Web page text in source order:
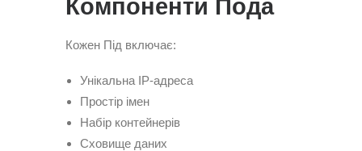
Компоненти Пода
Кожен Під включає:
Унікальна IP-адреса
Простір імен
Набір контейнерів
Сховище даних